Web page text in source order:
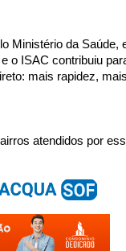
Ministério da
o ISAC contribuiu
mais rapidez,
atendidos por